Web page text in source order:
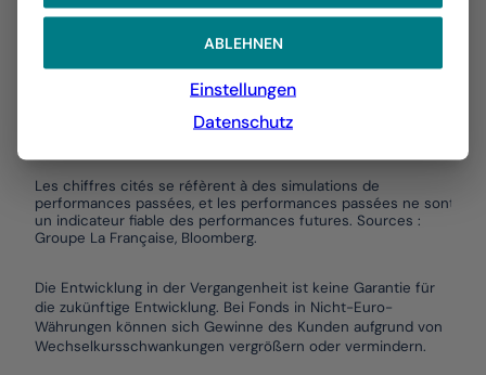
Les chiffres cités se réfèrent à des simulations de
performances passées, et les performances passées ne sont pas
un indicateur fiable des performances futures. Sources :
Groupe La Française, Bloomberg.
03/2026 05/2026
0,00 %
Die Entwicklung in der Vergangenheit ist keine Garantie für
die zukünftige Entwicklung. Bei Fonds in Nicht-Euro-
Währungen können sich Gewinne des Kunden aufgrund von
Wechselkursschwankungen vergrößern oder vermindern.
ABLEHNEN
Einstellungen
Datenschutz